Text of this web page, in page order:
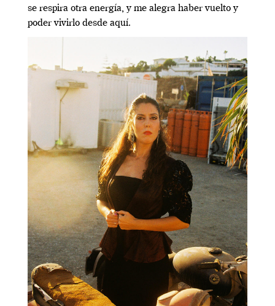
se respira otra energía, y me alegra haber vuelto y
poder vivirlo desde aquí.